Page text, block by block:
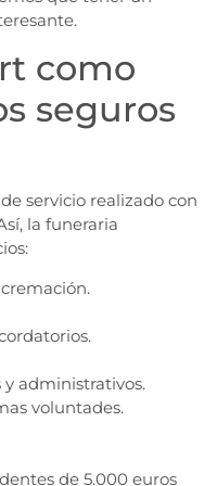
como
seguros
servicio realizado con
la funeraria
administrativos.
voluntades.
de 5.000 euros